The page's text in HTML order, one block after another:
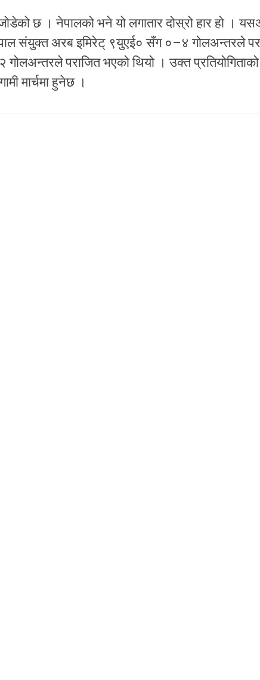
छ । नेपालको भने यो लगातार दोस्रो हार हो ।
संयुक्त अरब इमिरेट् ९युएई० सँग ०–४ गोलअन्तरले
पराजित भएको थियो । उक्त प्रतियोगिताको
मार्चमा हुनेछ ।